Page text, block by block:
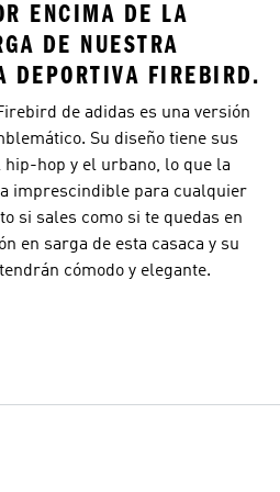
ENCIMA DE LA
DE NUESTRA
DEPORTIVA FIREBIRD.
de adidas es una versión
Su diseño tiene sus
hop y el urbano, lo que la
imprescindible para cualquier
si sales como si te quedas en
en sarga de esta casaca y su
cómodo y elegante.